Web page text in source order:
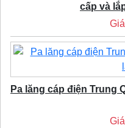
cấp và
Pa lăng cáp điện Trung